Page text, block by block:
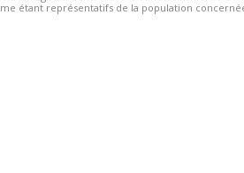
étant représentatifs de la population